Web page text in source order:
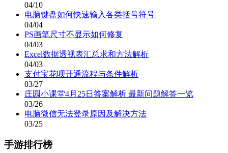
04/10
电脑键盘如何快速输入各类括号符号
04/04
PS画笔尺寸不显示如何修复
04/03
Excel数据透视表汇总求和方法解析
04/03
支付宝花呗开通流程与条件解析
03/27
庄园小课堂4月25日答案解析 最新问题解答一览
03/26
电脑微信无法登录原因及解决方法
03/25
手游排行榜